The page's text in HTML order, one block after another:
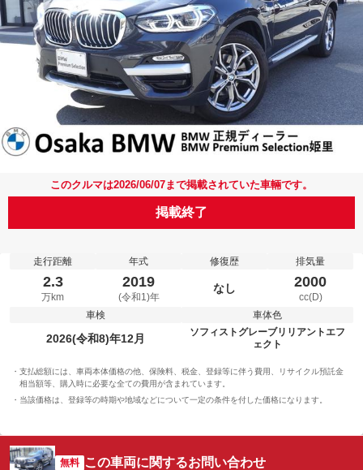
このクルマは2026/06/07まで掲載されていた車輛です。
掲載終了
走行距離
2.3
万km
年式
2019
(令和1)年
修復歴
なし
排気量
2000
cc(D)
車検
2026(令和8)年12月
車体色
ソフィストグレーブリリアントエフ
ェクト
支払総額には、車両本体価格の他、保険料、税金、登録等に伴う費用、リサイクル預託金
相当額等、購入時に必要な全ての費用が含まれています。
当該価格は、登録等の時期や地域などについて一定の条件を付した価格になります。
無料 この車両に関するお問い合わせ